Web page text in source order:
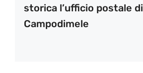
storica l’ufficio postale di
Campodimele